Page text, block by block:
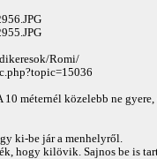
Romi/
méternél közelebb ne
ki-be jár a menhelyről.
hogy kilövik. Sajnos be is